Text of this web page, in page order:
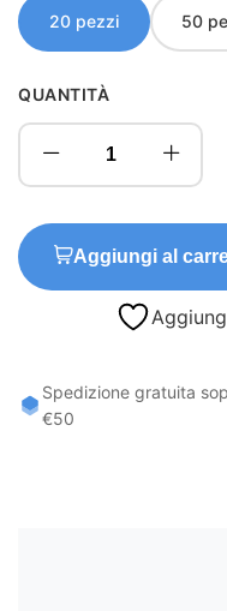
20 pezzi 50
QUANTITÀ
Aggiungi al
Spedizione gratuita
€50